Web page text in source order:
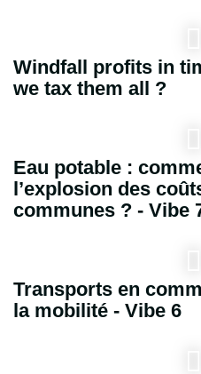
Windfall profits in
we tax them all ?
Eau potable :
l’explosion des
communes ? - Vibe
Transports en
la mobilité - Vibe 6